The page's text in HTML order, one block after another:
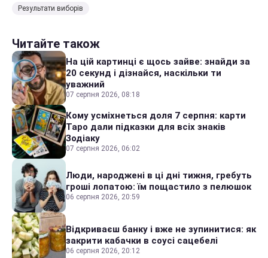
Результати виборів
Читайте також
На цій картинці є щось зайве: знайди за
20 секунд і дізнайся, наскільки ти
уважний
07 серпня 2026, 08:18
Кому усміхнеться доля 7 серпня: карти
Таро дали підказки для всіх знаків
Зодіаку
07 серпня 2026, 06:02
Люди, народжені в ці дні тижня, гребуть
гроші лопатою: їм пощастило з пелюшок
06 серпня 2026, 20:59
Відкриваєш банку і вже не зупинитися: як
закрити кабачки в соусі сацебелі
06 серпня 2026, 20:12